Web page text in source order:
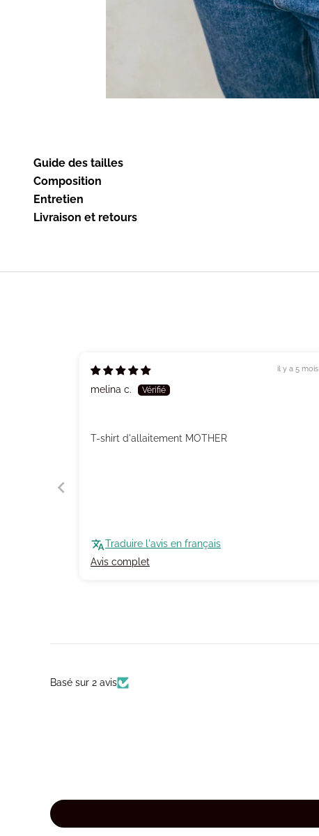
Guide des tailles
Composition
Entretien
Livraison et retours
il y a 5 mois
melina c.
T-shirt d'allaitement MOTHER
Traduire l'avis en français
Avis complet
Basé sur 2 avis